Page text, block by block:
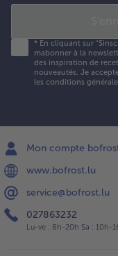
* En cliquant sur
mabonner à la
des inspiration de
nouveautés. Je
les conditions
Mon compte
www.bofrost.lu
service@bofrost.lu
027863232
Lu-ve : 8h-20h Sa : 10h-